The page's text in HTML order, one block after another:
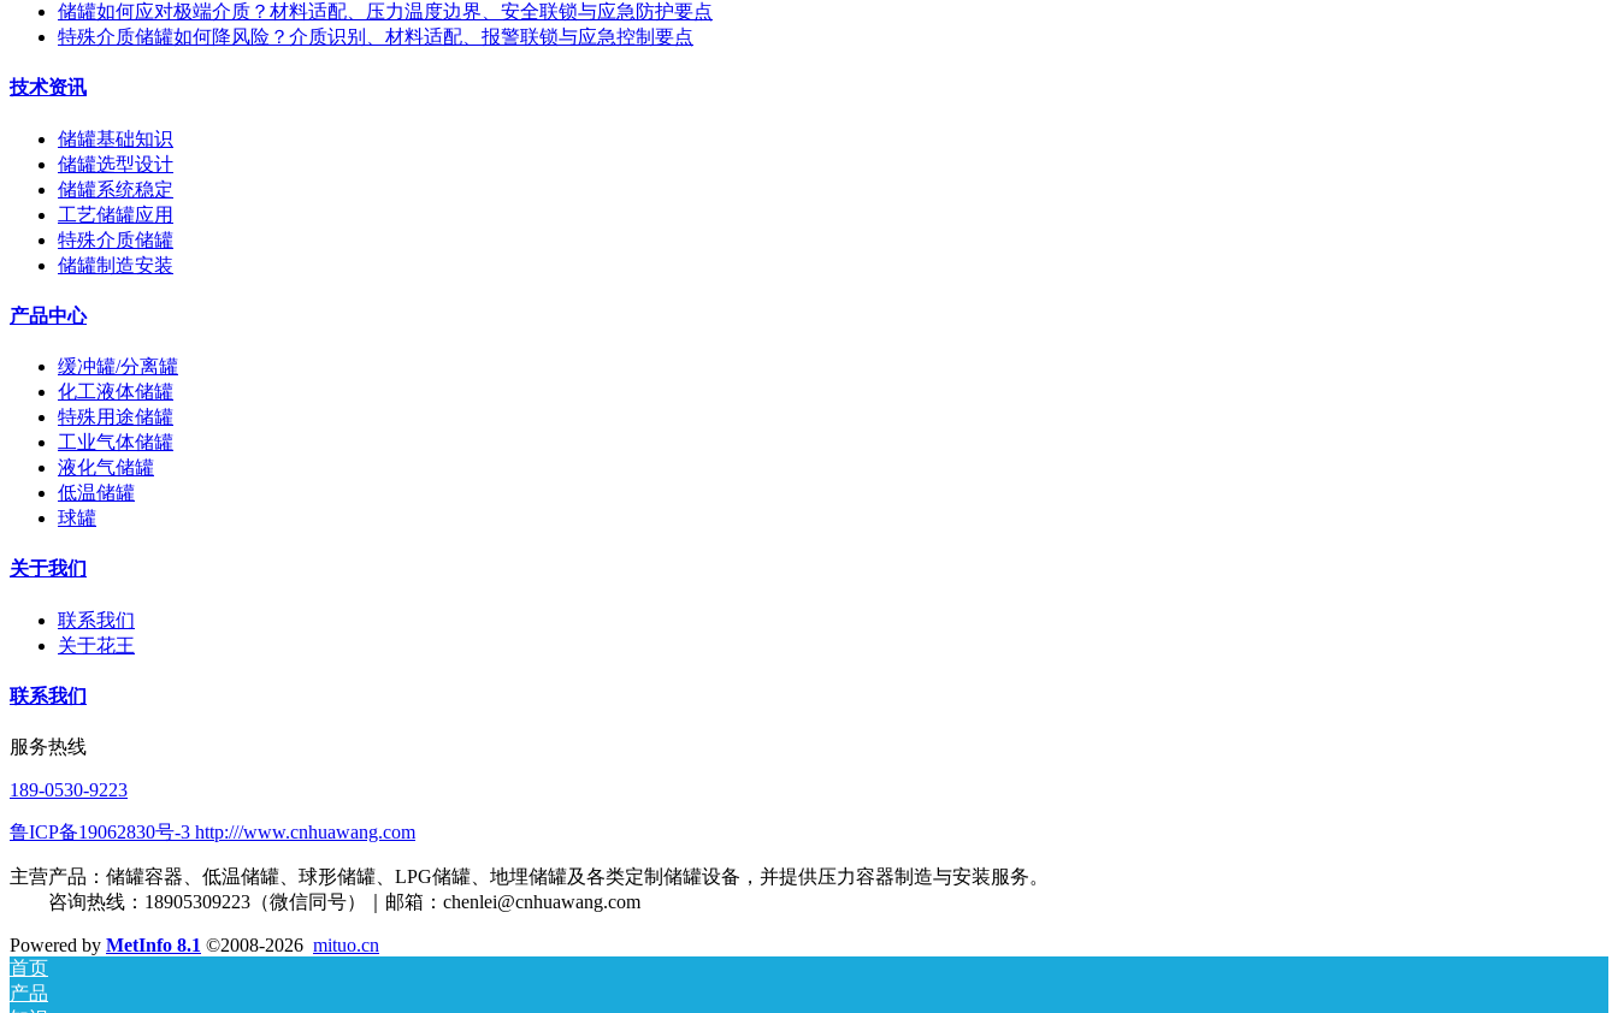
储罐如何应对极端介质？材料适配、压力温度边界、安全联锁与应急防护要点
特殊介质储罐如何降风险？介质识别、材料适配、报警联锁与应急控制要点
技术资讯
储罐基础知识
储罐选型设计
储罐系统稳定
工艺储罐应用
特殊介质储罐
储罐制造安装
产品中心
缓冲罐/分离罐
化工液体储罐
特殊用途储罐
工业气体储罐
液化气储罐
低温储罐
球罐
关于我们
联系我们
关于花王
联系我们
服务热线
189-0530-9223
鲁ICP备19062830号-3 http:///www.cnhuawang.com
主营产品：储罐容器、低温储罐、球形储罐、LPG储罐、地埋储罐及各类定制储罐设备，并提供压力容器制造与安装服务。
咨询热线：18905309223（微信同号）｜邮箱： chenlei@cnhuawang.com
Powered by MetInfo 8.1 ©2008-2026 mituo.cn
首页
产品